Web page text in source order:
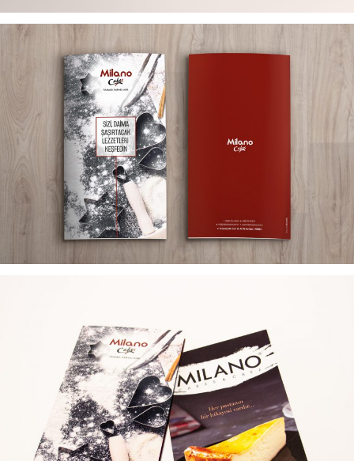
MILANO CAKES KATALOG TASARIMI
MILANO CAKES MENÜ TASARIMLARI